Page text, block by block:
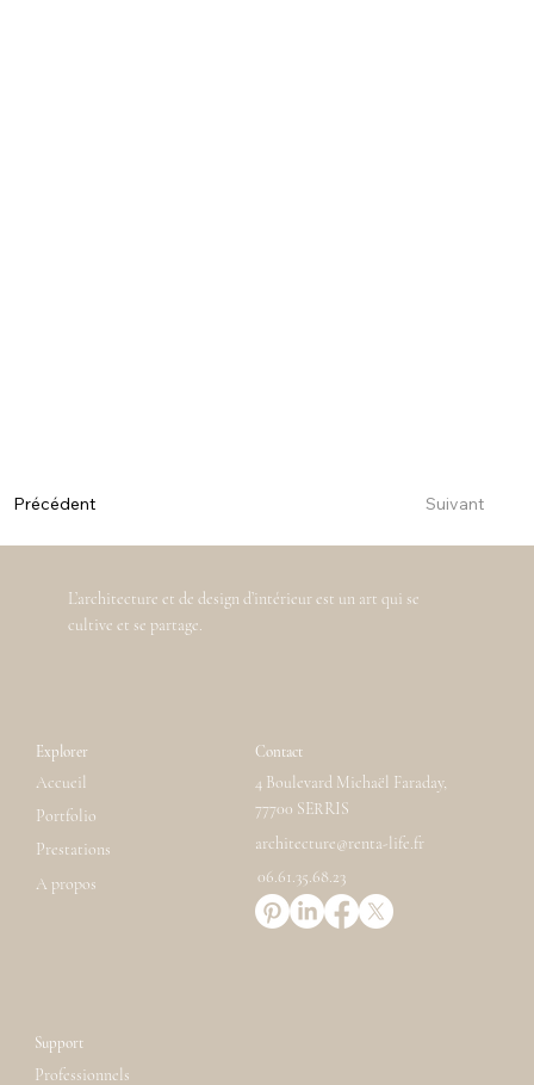
Précédent Suivant
L’architecture et de design d’intérieur est un art qui se
cultive et se partage.
Support
Professionnels
Explorer
Accueil
Prestations
Portfolio
A propos
Contact
4 Boulevard Michaël Faraday,
77700 SERRIS
architecture@renta-life.fr
06.61.35.68.23